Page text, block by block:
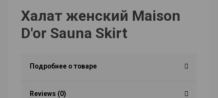
Халат женский Maison
D'or Sauna Skirt
Подробнее о товаре
Reviews (0)